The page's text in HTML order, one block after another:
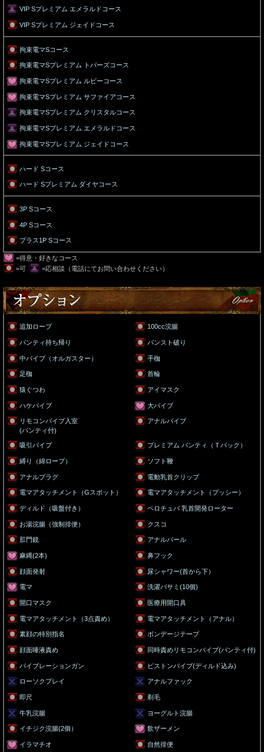
VIP Sプレミアム エメラルドコース
VIP Sプレミアム ジェイドコース
拘束電マSコース
拘束電マSプレミアム トパーズコース
拘束電マSプレミアム ルビーコース
拘束電マSプレミアム サファイアコース
拘束電マSプレミアム クリスタルコース
拘束電マSプレミアム エメラルドコース
拘束電マSプレミアム ジェイドコース
ハード Sコース
ハード Sプレミアム ダイヤコース
3P Sコース
4P Sコース
プラス1P Sコース
=得意・好きなコース
=可
=応相談（電話にてお問い合わせください）
追加ロープ 100cc浣腸
パンティ持ち帰り パンスト破り
中バイブ（オルガスター） 手枷
足枷 首輪
猿ぐつわ アイマスク
ハケバイブ 大バイブ
リモコンバイブ入室
(パンティ付)
アナルバイブ
吸引バイブ プレミアム パンティ（Ｔバック）
縛り（綿ロープ） ソフト鞭
アナルプラグ 電動乳首クリップ
電マアタッチメント（Gスポット） 電マアタッチメント（プッシー）
ディルド（吸盤付き） ペロチュパ 乳首開発ローター
お湯浣腸（強制排便） クスコ
肛門鏡 アナルパール
麻縄(2本) 鼻フック
顔面発射 尿シャワー(首から下）
電マ 洗濯バサミ(10個)
開口マスク 医療用開口具
電マアタッチメント（3点責め） 電マアタッチメント（アナル）
素顔の特別指名 ボンデージテープ
顔面唾液責め 同時責めリモコンバイブ(パンティ付)
バイブレーションガン ピストンバイブ(ディルド込み)
ローソクプレイ アナルファック
即尺 剃毛
牛乳浣腸 ヨーグルト浣腸
イチジク浣腸(2個） 飲ザーメン
イラマチオ 自然排便